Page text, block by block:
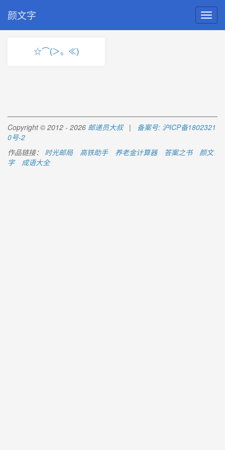
颜文字
☆⌒(＞。≪)
Copyright © 2012 - 2026 邮递员大叔| 备案号: 沪ICP备1802321
0号-2
作品链接： 时光邮局 高铁助手 养老金计算器 答案之书
颜文
字
成语大全